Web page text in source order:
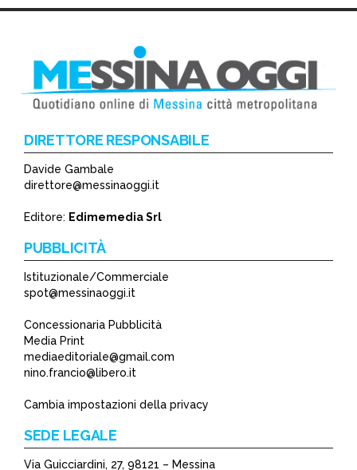
*
DIRETTORE RESPONSABILE
Davide Gambale
direttore@messinaoggi.it
Editore: Edimemedia Srl
PUBBLICITÀ
Istituzionale/Commerciale
spot@messinaoggi.it
Concessionaria Pubblicità
Media Print
mediaeditoriale@gmail.com
nino.francio@libero.it
Cambia impostazioni della privacy
SEDE LEGALE
Via Guicciardini, 27, 98121 – Messina